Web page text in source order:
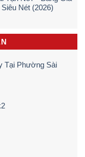
Nét (2026)
Tại Phường Sài